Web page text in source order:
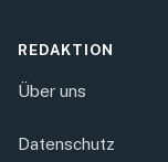
REDAKTION
Über uns
Datenschutz